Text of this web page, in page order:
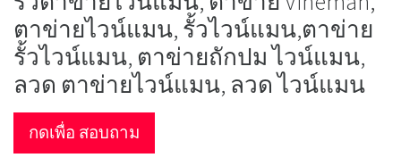
ตาข่ายไวน์แมน, รั้วไวน์แมน,ตาข่าย
รั้วไวน์แมน, ตาข่ายถักปม ไวน์แมน,
ลวด ตาข่ายไวน์แมน, ลวด ไวน์แมน
กดเพื่อ สอบถาม